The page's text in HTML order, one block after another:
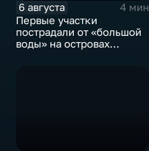
6 августа
4 мин
Первые участки
пострадали от «большой
воды» на островах